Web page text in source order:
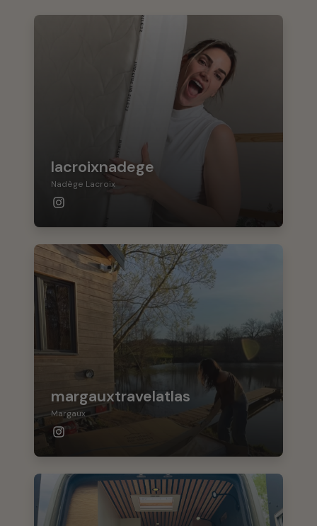
lacroixnadege
Nadège Lacroix
margauxtravelatlas
Margaux